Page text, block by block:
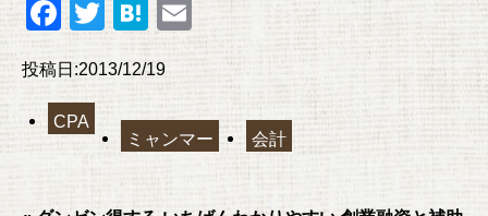
F
c
e
T
wi
tt
er
H
at
e
n
a
m
投稿日:2013/12/19
CPA
ミャンマー
会計